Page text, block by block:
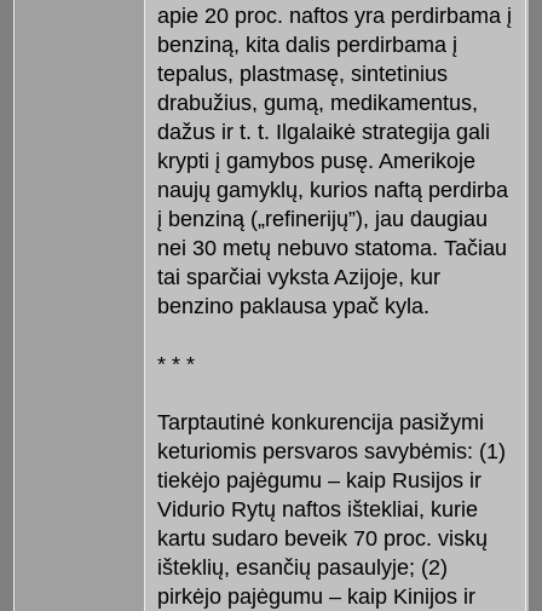
apie 20 proc. naftos yra perdirbama į
benziną, kita dalis perdirbama į
tepalus, plastmasę, sintetinius
drabužius, gumą, medikamentus,
dažus ir t. t. Ilgalaikė strategija gali
krypti į gamybos pusę. Amerikoje
naujų gamyklų, kurios naftą perdirba
į benziną („refinerijų”), jau daugiau
nei 30 metų nebuvo statoma. Tačiau
tai sparčiai vyksta Azijoje, kur
benzino paklausa ypač kyla.
* * *
Tarptautinė konkurencija pasižymi
keturiomis persvaros savybėmis: (1)
tiekėjo pajėgumu – kaip Rusijos ir
Vidurio Rytų naftos ištekliai, kurie
kartu sudaro beveik 70 proc. viskų
išteklių, esančių pasaulyje; (2)
pirkėjo pajėgumu – kaip Kinijos ir